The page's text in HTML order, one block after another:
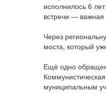
исполнилось 6
встречи — важная
Через
моста, который
Ещё одно
муниципальным